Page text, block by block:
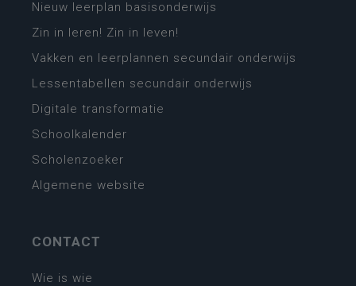
Nieuw leerplan basisonderwijs
Zin in leren! Zin in leven!
Vakken en leerplannen secundair onderwijs
Lessentabellen secundair onderwijs
Digitale transformatie
Schoolkalender
Scholenzoeker
Algemene website
CONTACT
Wie is wie